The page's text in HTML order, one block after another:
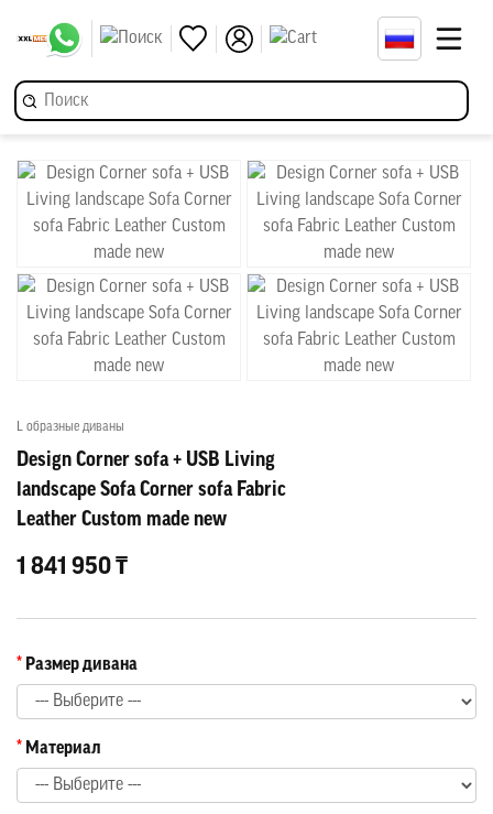
L образные диваны
Design Corner sofa + USB Living
landscape Sofa Corner sofa Fabric
Leather Custom made new
1 841 950 ₸
Размер дивана
Материал